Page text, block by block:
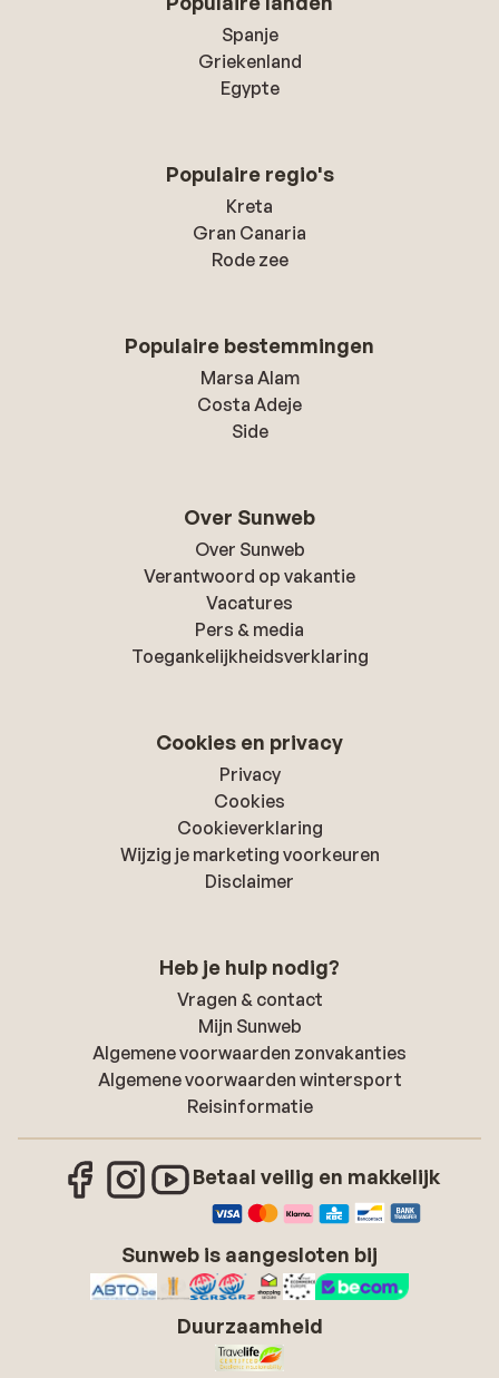
Spanje
Griekenland
Egypte
Populaire regio's
Kreta
Gran Canaria
Rode zee
Populaire bestemmingen
Marsa Alam
Costa Adeje
Side
Over Sunweb
Over Sunweb
Verantwoord op vakantie
Vacatures
Pers & media
Toegankelijkheidsverklaring
Cookies en privacy
Privacy
Cookies
Cookieverklaring
Wijzig je marketing voorkeuren
Disclaimer
Heb je hulp nodig?
Vragen & contact
Mijn Sunweb
Algemene voorwaarden zonvakanties
Algemene voorwaarden wintersport
Reisinformatie
Betaal veilig en makkelijk
Sunweb is aangesloten bij
Duurzaamheid